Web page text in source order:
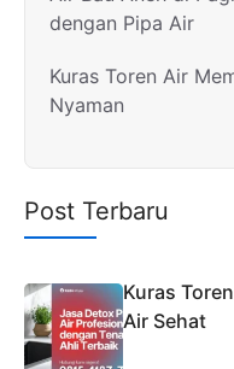
dengan Pipa Air
Kuras Toren Air
Nyaman
Post Terbaru
Kuras
Air Sehat